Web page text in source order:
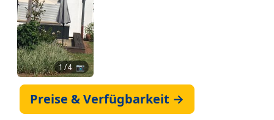
1/ 4 📷
Preise & Verfügbarkeit →